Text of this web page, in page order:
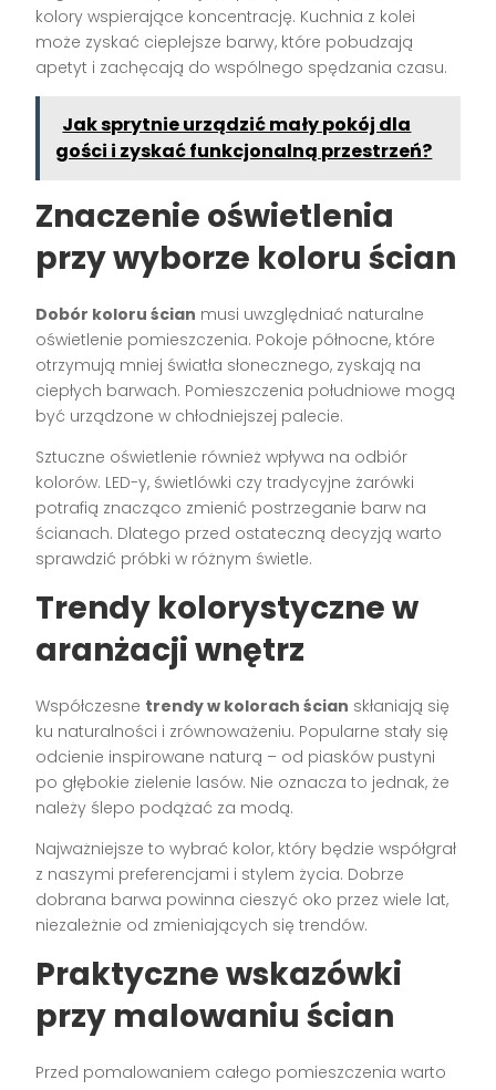
kolory wspierające koncentrację. Kuchnia z kolei
może zyskać cieplejsze barwy, które pobudzają
apetyt i zachęcają do wspólnego spędzania czasu.
Jak sprytnie urządzić mały pokój dla
gości i zyskać funkcjonalną przestrzeń?
Znaczenie oświetlenia
przy wyborze koloru ścian
Dobór koloru ścian musi uwzględniać naturalne
oświetlenie pomieszczenia. Pokoje północne, które
otrzymują mniej światła słonecznego, zyskają na
ciepłych barwach. Pomieszczenia południowe mogą
być urządzone w chłodniejszej palecie.
Sztuczne oświetlenie również wpływa na odbiór
kolorów. LED-y, świetlówki czy tradycyjne żarówki
potrafią znacząco zmienić postrzeganie barw na
ścianach. Dlatego przed ostateczną decyzją warto
sprawdzić próbki w różnym świetle.
Trendy kolorystyczne w
aranżacji wnętrz
Współczesne trendy w kolorach ścian skłaniają się
ku naturalności i zrównoważeniu. Popularne stały się
odcienie inspirowane naturą – od piasków pustyni
po głębokie zielenie lasów. Nie oznacza to jednak, że
należy ślepo podążać za modą.
Najważniejsze to wybrać kolor, który będzie współgrał
z naszymi preferencjami i stylem życia. Dobrze
dobrana barwa powinna cieszyć oko przez wiele lat,
niezależnie od zmieniających się trendów.
Praktyczne wskazówki
przy malowaniu ścian
Przed pomalowaniem całego pomieszczenia warto